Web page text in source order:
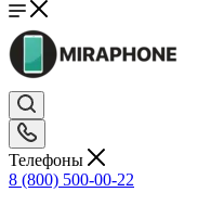
Телефоны
8 (800) 500-00-22